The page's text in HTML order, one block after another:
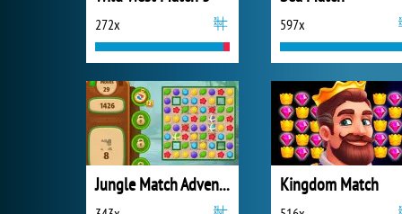
272x 597x
Jungle Match Adventures Kingdom Match